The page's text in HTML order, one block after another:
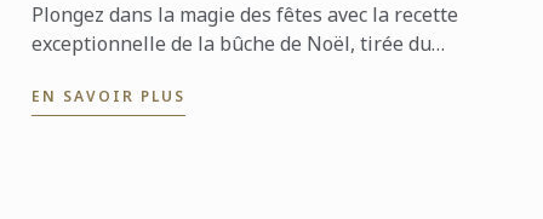
Plongez dans la magie des fêtes avec la recette
exceptionnelle de la bûche de Noël, tirée du
alliant ...
EN SAVOIR PLUS